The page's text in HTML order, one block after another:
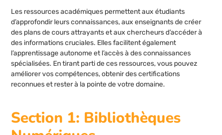
Les ressources académiques permettent aux étudiants
d’approfondir leurs connaissances, aux enseignants de créer
des plans de cours attrayants et aux chercheurs d’accéder à
des informations cruciales. Elles facilitent également
l’apprentissage autonome et l’accès à des connaissances
spécialisées. En tirant parti de ces ressources, vous pouvez
améliorer vos compétences, obtenir des certifications
reconnues et rester à la pointe de votre domaine.
Section 1: Bibliothèques